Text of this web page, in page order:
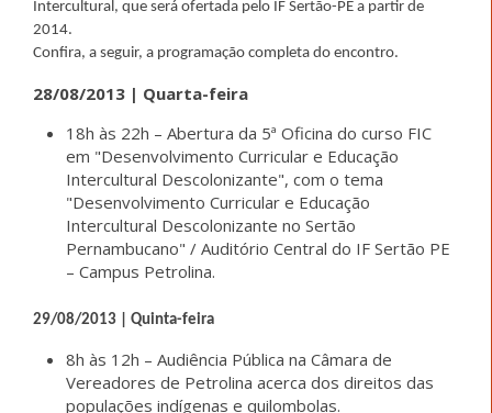
Intercultural, que será ofertada pelo IF Sertão-PE a partir de
2014.
Confira, a seguir, a programação completa do encontro.
28/08/2013 | Quarta-feira
18h às 22h – Abertura da 5ª Oficina do curso FIC
em "Desenvolvimento Curricular e Educação
Intercultural Descolonizante", com o tema
"Desenvolvimento Curricular e Educação
Intercultural Descolonizante no Sertão
Pernambucano" / Auditório Central do IF Sertão PE
– Campus Petrolina.
29/08/2013 | Quinta-feira
8h às 12h – Audiência Pública na Câmara de
Vereadores de Petrolina acerca dos direitos das
populações indígenas e quilombolas.